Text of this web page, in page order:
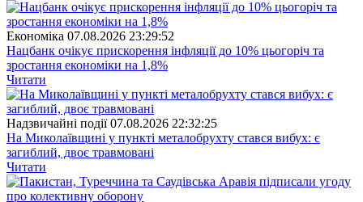
Економіка 07.08.2026 23:29:52
Нацбанк очікує прискорення інфляції до 10% цьогоріч та
зростання економіки на 1,8%
Читати
Надзвичайні події 07.08.2026 22:32:25
На Миколаївщині у пункті металобрухту стався вибух: є
загиблий, двоє травмовані
Читати